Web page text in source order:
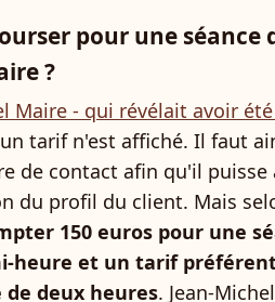
pour une séance
?
Maire - qui révélait avoir
tarif n'est affiché. Il faut
de contact afin qu'il puisse
du profil du client. Mais
150 euros pour une
heure et un tarif
de deux heures. Jean-